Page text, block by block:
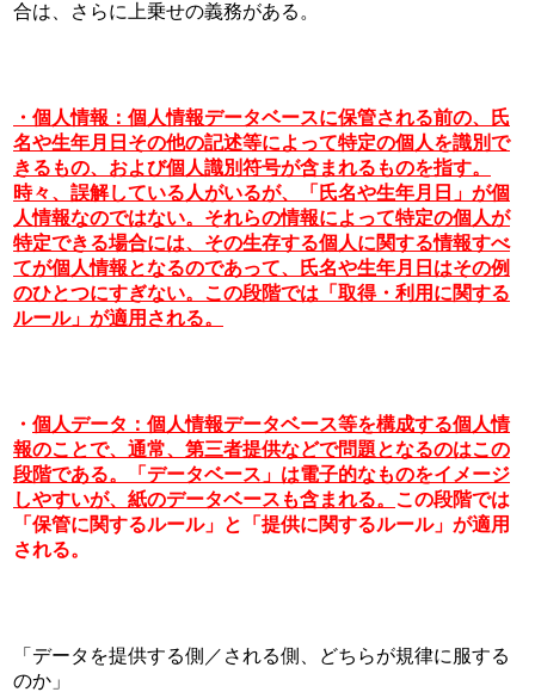
合は、さらに上乗せの義務がある。
・個人情報：個人情報データベースに保管される前の、氏
名や生年月日その他の記述等によって特定の個人を識別で
きるもの、および個人識別符号が含まれるものを指す。
時々、誤解している人がいるが、「氏名や生年月日」が個
人情報なのではない。それらの情報によって特定の個人が
特定できる場合には、その生存する個人に関する情報すべ
てが個人情報となるのであって、氏名や生年月日はその例
のひとつにすぎない。この段階では「取得・利用に関する
ルール」が適用される。
・ 個人データ：個人情報データベース等を構成する個人情
報のことで、通常、第三者提供などで問題となるのはこの
段階である。「データベース」は電子的なものをイメージ
しやすいが、紙のデータベースも含まれる。 この段階では
「保管に関するルール」と「提供に関するルール」が適用
される。
「データを提供する側／される側、どちらが規律に服する
のか」